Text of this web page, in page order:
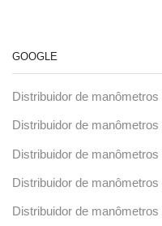
GOOGLE
Distribuidor de
Distribuidor de
Distribuidor de
Distribuidor de
Distribuidor de